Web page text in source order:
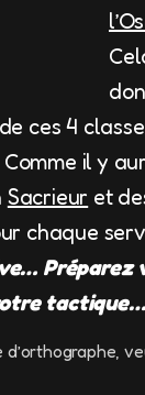
ces 4
il y
Sacrieur et
chaque
Préparez
tactique…